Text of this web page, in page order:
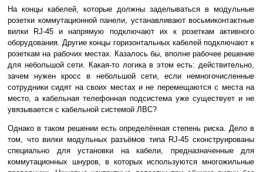
На концы кабелей, которые должны заделываться в модульные
розетки коммутационной панели, устанавливают восьмиконтактные
вилки RJ-45 и напрямую подключают их к розеткам активного
оборудования. Другие концы горизонтальных кабелей подключают к
розеткам на рабочих местах. Казалось бы, вполне рабочее решение
для небольшой сети. Какая-то логика в этом есть: действительно,
зачем нужен кросс в небольшой сети, если немногочисленные
сотрудники сидят на своих местах и не перемещаются с места на
место, а кабельная телефонная подсистема уже существует и не
увязывается с кабельной системой ЛВС?
Однако в таком решении есть определённая степень риска. Дело в
том, что вилки модульных разъёмов типа RJ-45 сконструированы
специально для установки на кабели, предназначенные для
коммутационных шнуров, в которых используются многожильные